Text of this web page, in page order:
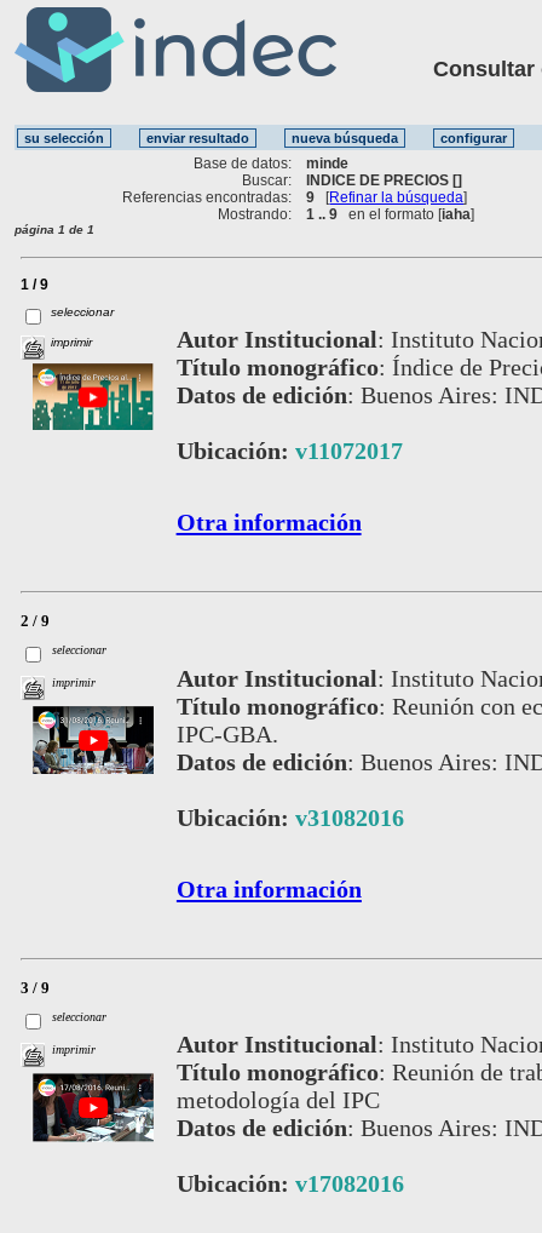
Consultar
Base de datos:
minde
Buscar:
INDICE DE PRECIOS []
Referencias encontradas:
9 [Refinar la búsqueda]
Mostrando:
1 .. 9 en el formato [iaha]
página 1 de 1
1 / 9
seleccionar
imprimir Autor Institucional: Instituto
Título monográfico: Índice de
Datos de edición: Buenos Aires:
Ubicación: v11072017
Otra información
2 / 9
seleccionar
imprimir Autor Institucional: Instituto
Título monográfico: Reunión con
IPC-GBA.
Datos de edición: Buenos Aires:
Ubicación: v31082016
Otra información
3 / 9
seleccionar
imprimir Autor Institucional: Instituto
Título monográfico: Reunión de
metodología del IPC
Datos de edición: Buenos Aires:
Ubicación: v17082016